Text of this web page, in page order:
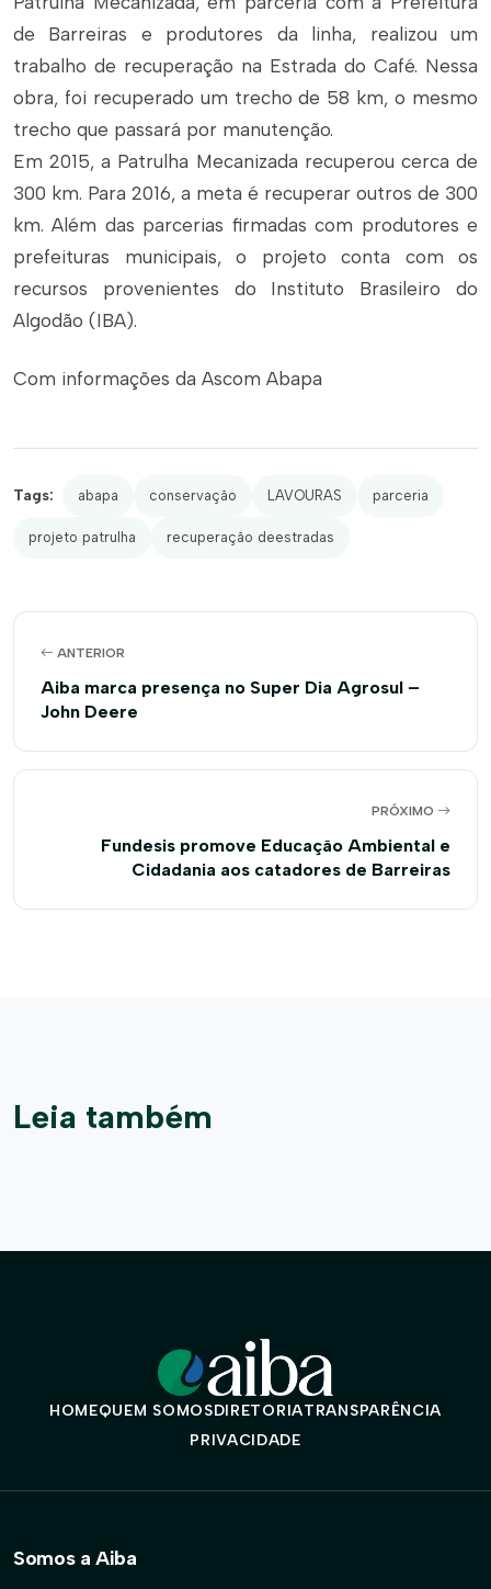
de Barreiras e produtores da linha, realizou um
trabalho de recuperação na Estrada do Café. Nessa
obra, foi recuperado um trecho de 58 km, o mesmo
trecho que passará por manutenção.
Em 2015, a Patrulha Mecanizada recuperou cerca de
300 km. Para 2016, a meta é recuperar outros de 300
km. Além das parcerias firmadas com produtores e
prefeituras municipais, o projeto conta com os
recursos provenientes do Instituto Brasileiro do
Algodão (IBA).
Com informações da Ascom Abapa
Tags: abapa conservação LAVOURAS parceria
projeto patrulha recuperação deestradas
ANTERIOR
Aiba marca presença no Super Dia Agrosul –
John Deere
PRÓXIMO
Fundesis promove Educação Ambiental e
Cidadania aos catadores de Barreiras
Leia também
HOMEQUEM SOMOSDIRETORIATRANSPARÊNCIA
PRIVACIDADE
Somos a Aiba